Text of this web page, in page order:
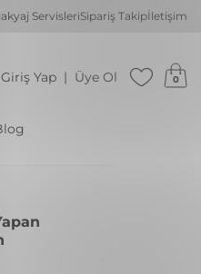
ServisleriSipariş Takipİletişim
Giriş Yap Üye Ol 0